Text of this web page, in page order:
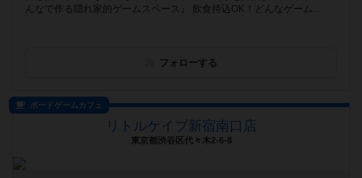
んなで作る隠れ家的ゲームスペース』 飲食持込OK！どんなゲーム...
フォローする
ボードゲームカフェ
リトルケイブ新宿南口店
東京都渋谷区代々木2-6-8